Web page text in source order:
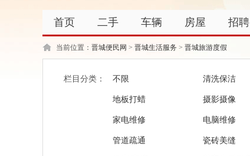
首页 二手 车辆 房屋 招聘
当前位置： 晋城便民网 > 晋城生活服务 > 晋城旅游度假
栏目分类： 不限 清洗保洁
地板打蜡 摄影摄像
家电维修 电脑维修
管道疏通 瓷砖美缝